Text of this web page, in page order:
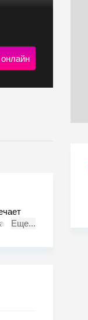
Еще...